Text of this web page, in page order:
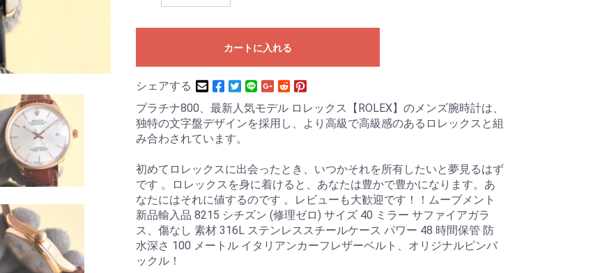
カートに入れる
シェアする
プラチナ800、最新人気モデル ロレックス【ROLEX】のメンズ腕時計は、
独特の文字盤デザインを採用し、より高級で高級感のあるロレックスと組
み合わされています。
初めてロレックスに出会ったとき、いつかそれを所有したいと夢見るはず
です 。ロレックスを身に着けると、あなたは豊かで豊かになります。あ
なたにはそれに値するのです 。レビューも大歓迎です！！ムーブメント
新品輸入品 8215 シチズン (修理ゼロ) サイズ 40 ミラー サファイアガラ
ス、傷なし 素材 316L ステンレススチールケース パワー 48 時間保管 防
水深さ 100 メートル イタリアンカーフレザーベルト、オリジナルピンバ
ックル！